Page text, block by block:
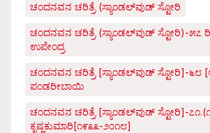
ಚಂದನವನ ಚರಿತ್ರೆ (ಸ್ಯಾಂಡಲ್‌ವುಡ್ ಸ್ಟೋರಿ
ಚಂದನವನ ಚರಿತ್ರೆ (ಸ್ಯಾಂಡಲ್‌ವುಡ್ ಸ್ಟೋರಿ)-೫೭
ಉಪೇಂದ್ರ
ಚಂದನವನ ಚರಿತ್ರೆ [ಸ್ಯಾಂಡಲ್‌ವುಡ್ ಸ್ಟೋರಿ]-೬೮
ಪಂಡರೀಬಾಯಿ
ಚಂದನವನ ಚರಿತ್ರೆ [ಸ್ಯಾಂಡಲ್‌ವುಡ್ ಸ್ಟೋರಿ]-
ಕೃಷ್ಣಕುಮಾರಿ[೧೯೩೩-೨೦೧೮]